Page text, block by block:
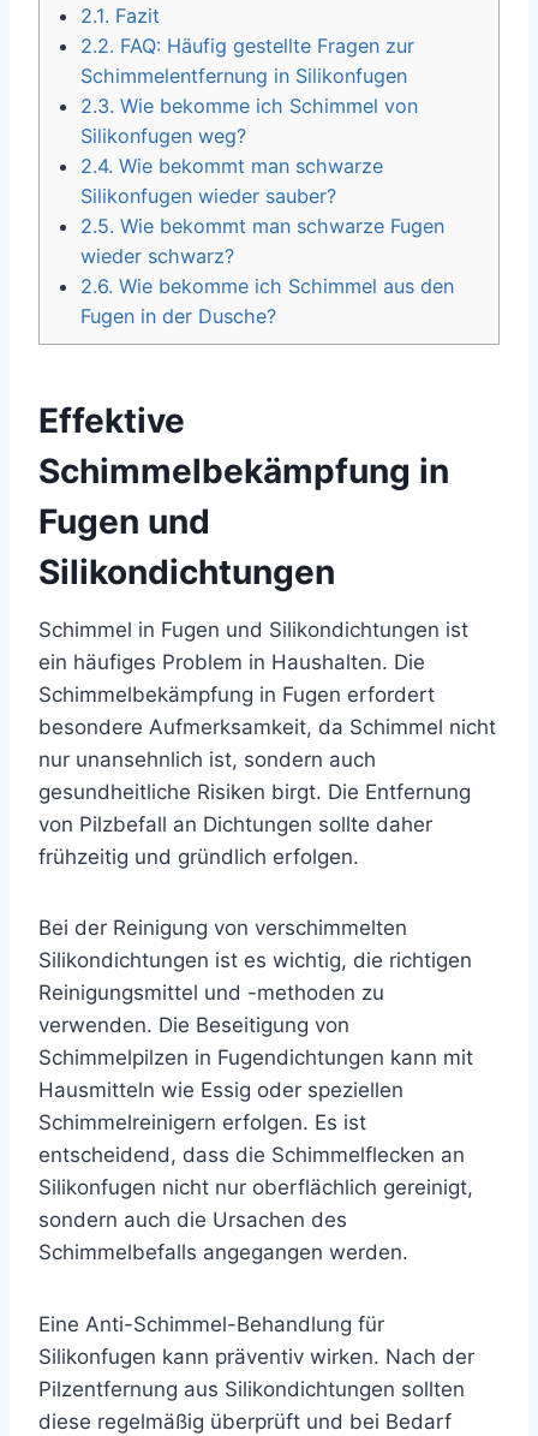
2.1. Fazit
2.2. FAQ: Häufig gestellte Fragen zur
Schimmelentfernung in Silikonfugen
2.3. Wie bekomme ich Schimmel von
Silikonfugen weg?
2.4. Wie bekommt man schwarze
Silikonfugen wieder sauber?
2.5. Wie bekommt man schwarze Fugen
wieder schwarz?
2.6. Wie bekomme ich Schimmel aus den
Fugen in der Dusche?
Effektive
Schimmelbekämpfung in
Fugen und
Silikondichtungen
Schimmel in Fugen und Silikondichtungen ist
ein häufiges Problem in Haushalten. Die
Schimmelbekämpfung in Fugen erfordert
besondere Aufmerksamkeit, da Schimmel nicht
nur unansehnlich ist, sondern auch
gesundheitliche Risiken birgt. Die Entfernung
von Pilzbefall an Dichtungen sollte daher
frühzeitig und gründlich erfolgen.
Bei der Reinigung von verschimmelten
Silikondichtungen ist es wichtig, die richtigen
Reinigungsmittel und -methoden zu
verwenden. Die Beseitigung von
Schimmelpilzen in Fugendichtungen kann mit
Hausmitteln wie Essig oder speziellen
Schimmelreinigern erfolgen. Es ist
entscheidend, dass die Schimmelflecken an
Silikonfugen nicht nur oberflächlich gereinigt,
sondern auch die Ursachen des
Schimmelbefalls angegangen werden.
Eine Anti-Schimmel-Behandlung für
Silikonfugen kann präventiv wirken. Nach der
Pilzentfernung aus Silikondichtungen sollten
diese regelmäßig überprüft und bei Bedarf